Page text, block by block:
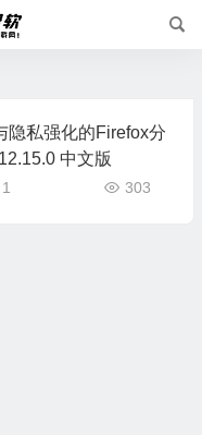
隐私强化的Firefox分
中文版
303
1